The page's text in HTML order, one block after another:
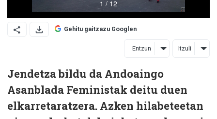
Gehitu gaitzazu Googlen
Entzun Itzuli
Jendetza bildu da Andoaingo
Asanblada Feministak deitu duen
elkarretaratzera. Azken hilabeteetan